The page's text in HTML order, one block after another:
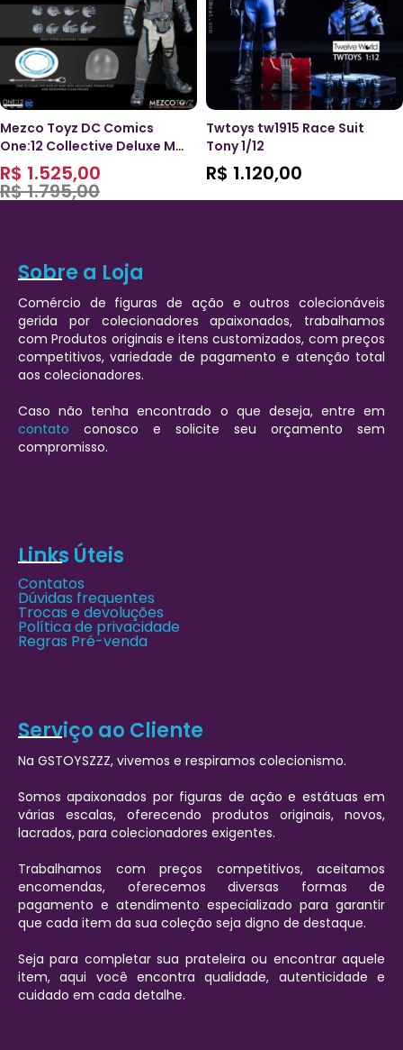
Mezco Toyz DC Comics
One:12 Collective Deluxe Mr.
Freeze
R$1.795,00
R$ 1.525,00
Twtoys tw1915 Race Suit
Tony 1/12
R$ 1.120,00
Sobre a Loja
Comércio de figuras de ação e outros colecionáveis
gerida por colecionadores apaixonados, trabalhamos
com Produtos originais e itens customizados, com preços
competitivos, variedade de pagamento e atenção total
aos colecionadores.
Caso não tenha encontrado o que deseja, entre em
contato conosco e solicite seu orçamento sem
compromisso.
Links Úteis
Contatos
Dúvidas frequentes
Trocas e devoluções
Política de privacidade
Regras Pré-venda
Serviço ao Cliente
Na GSTOYSZZZ, vivemos e respiramos colecionismo.
Somos apaixonados por figuras de ação e estátuas em
várias escalas, oferecendo produtos originais, novos,
lacrados, para colecionadores exigentes.
Trabalhamos com preços competitivos, aceitamos
encomendas, oferecemos diversas formas de
pagamento e atendimento especializado para garantir
que cada item da sua coleção seja digno de destaque.
Seja para completar sua prateleira ou encontrar aquele
item, aqui você encontra qualidade, autenticidade e
cuidado em cada detalhe.